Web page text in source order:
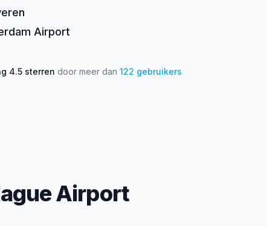
Airport
4.5 sterren door meer dan 122 gebruikers
Airport